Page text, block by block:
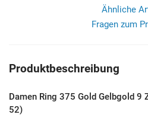
Ähnliche
Fragen zum
Produktbeschreibung
Damen Ring 375 Gold Gelbgold 9
52)